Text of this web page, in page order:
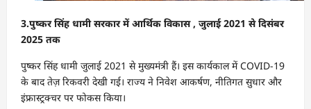
3.पुष्कर सिंह धामी सरकार में आर्थिक विकास , जुलाई2021 से दिसंबर
2025 तक
पुष्कर सिंह धामी जुलाई 2021 से मुख्यमंत्री हैं। इस कार्यकाल में COVID-19
के बाद तेज़ रिकवरी देखी गई। राज्य ने निवेश आकर्षण, नीतिगत सुधार और
इंफ्रास्ट्रक्चर पर फोकस किया।